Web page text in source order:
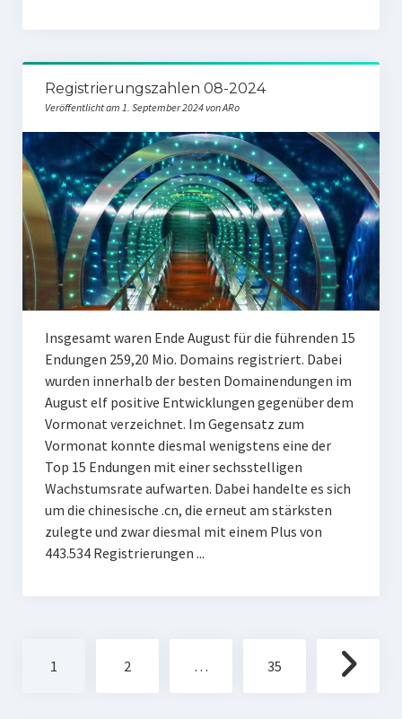
Registrierungszahlen 08-2024
Veröffentlicht am 1. September 2024 von ARo
Insgesamt waren Ende August für die führenden 15
Endungen 259,20 Mio. Domains registriert. Dabei
wurden innerhalb der besten Domainendungen im
August elf positive Entwicklungen gegenüber dem
Vormonat verzeichnet. Im Gegensatz zum
Vormonat konnte diesmal wenigstens eine der
Top 15 Endungen mit einer sechsstelligen
Wachstumsrate aufwarten. Dabei handelte es sich
um die chinesische .cn, die erneut am stärksten
zulegte und zwar diesmal mit einem Plus von
443.534 Registrierungen ...
1 2 … 35